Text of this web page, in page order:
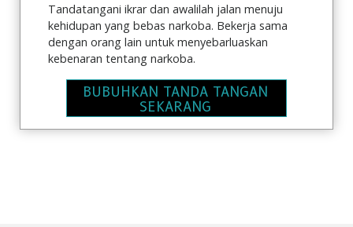
Tandatangani ikrar dan awalilah jalan menuju
kehidupan yang bebas narkoba. Bekerja sama
dengan orang lain untuk menyebarluaskan
kebenaran tentang narkoba.
BUBUHKAN TANDA TANGAN
SEKARANG